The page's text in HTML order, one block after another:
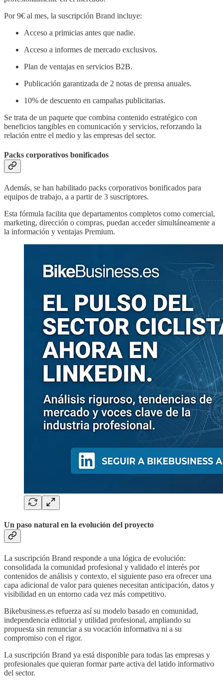
Por 9€ al mes, la suscripción Brand incluye:
Acceso a primicias antes que nadie.
Acceso a informes de mercado exclusivos.
Plan de ventajas en servicios B2B.
Publicación garantizada de 2 notas de prensa anuales.
10% de descuento en campañas publicitarias.
Se trata de un paquete que combina contenido estratégico con
beneficios tangibles en comunicación y servicios, reforzando la
relación entre el medio y las empresas del sector.
Packs corporativos bonificados
Además, se han habilitado packs corporativos bonificados para
equipos de trabajo, a a partir de 3 suscriptores.
Esta fórmula facilita que departamentos completos como comercial,
marketing, dirección o compras, puedan acceder simultáneamente a
la información y ventajas Premium.
Un paso natural en la evolución del proyecto
La suscripción Brand responde a una lógica de evolución:
consolidada la comunidad profesional y validado el interés por
contenidos de análisis y contexto, el siguiente paso era ofrecer una
capa adicional de valor para quienes necesitan anticipación, datos y
visibilidad en un entorno cada vez más competitivo.
Bikebusiness.es refuerza así su modelo basado en comunidad,
independencia editorial y utilidad profesional, ampliando su
propuesta sin renunciar a su vocación informativa ni a su
compromiso con el rigor.
La suscripción Brand ya está disponible para todas las empresas y
profesionales que quieran formar parte activa del latido informativo
del sector.